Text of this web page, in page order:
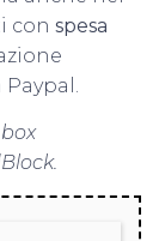
con spesa